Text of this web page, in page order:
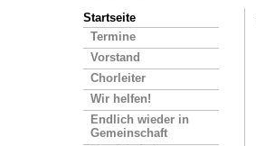
Startseite
Termine
Vorstand
Chorleiter
Wir helfen!
Endlich wieder in
Gemeinschaft